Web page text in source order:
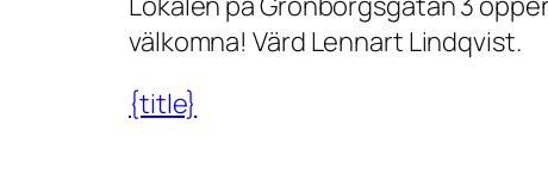
g
s
ö
p
välkomna! Värd Lennart Lindqvist.
{title}